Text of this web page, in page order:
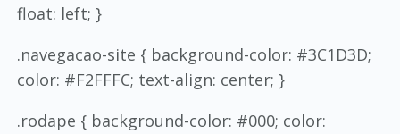
float: left; }
.navegacao-site { background-color: #3C1D3D;
color: #F2FFFC; text-align: center; }
.rodape { background-color: #000; color: